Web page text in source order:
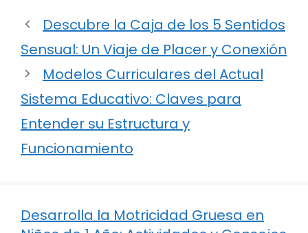
Descubre la Caja de los 5 Sentidos
Sensual: Un Viaje de Placer y Conexión
Modelos Curriculares del Actual
Sistema Educativo: Claves para
Entender su Estructura y
Funcionamiento
Desarrolla la Motricidad Gruesa en